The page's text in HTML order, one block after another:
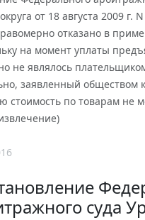
от 18 августа 2009 г.
отказано в
на момент уплаты
не являлось
заявленный обществом
стоимость по товарам не
суда